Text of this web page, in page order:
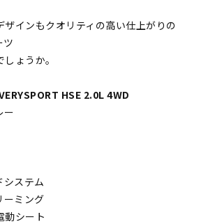
ザインもクオリティの高い仕上がりの
ツ
ょうか。
HSE 2.0L 4WD
ー
ステム
ミング
シート